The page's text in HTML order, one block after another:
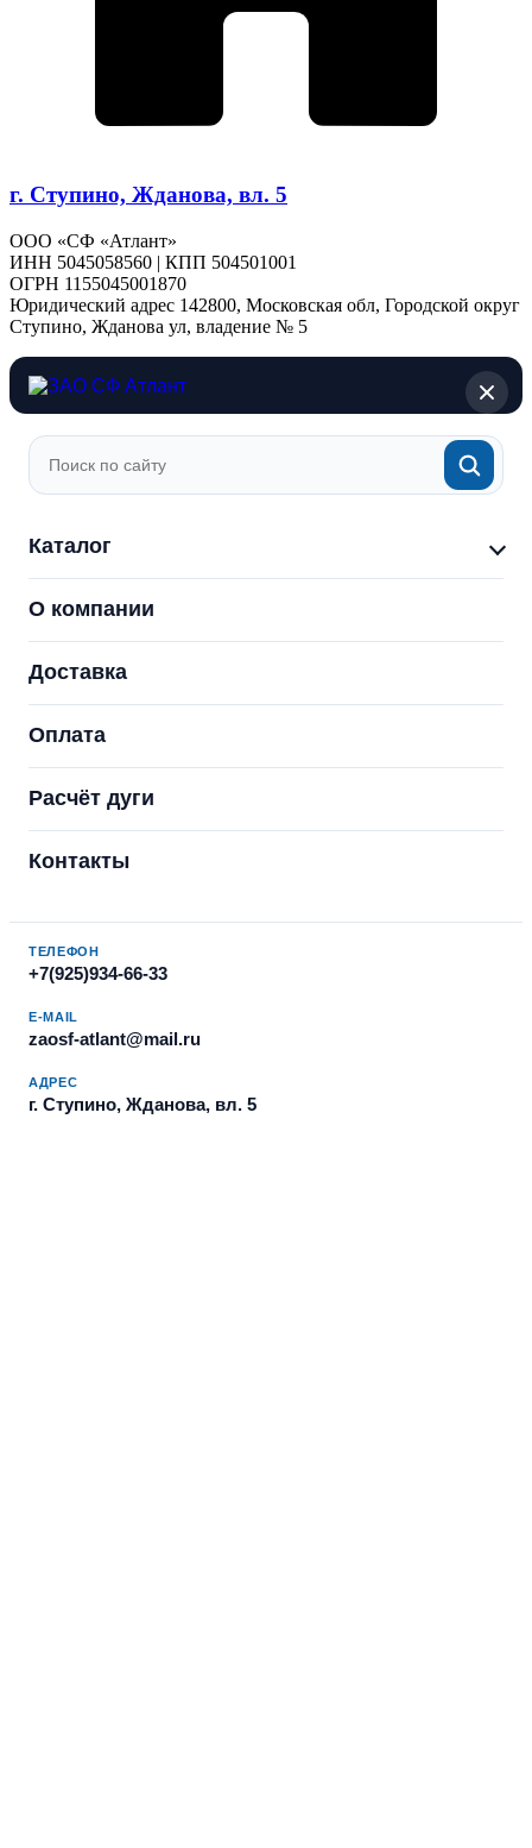
г. Ступино, Жданова, вл. 5
ООО «СФ «Атлант»
ИНН 5045058560 | КПП 504501001
ОГРН 1155045001870
Юридический адрес 142800, Московская обл, Городской округ
Ступино, Жданова ул, владение № 5
Каталог
О компании
Доставка
Оплата
Расчёт дуги
Контакты
ТЕЛЕФОН
+7(925)934-66-33
E-MAIL
zaosf-atlant@mail.ru
АДРЕС
г. Ступино, Жданова, вл. 5